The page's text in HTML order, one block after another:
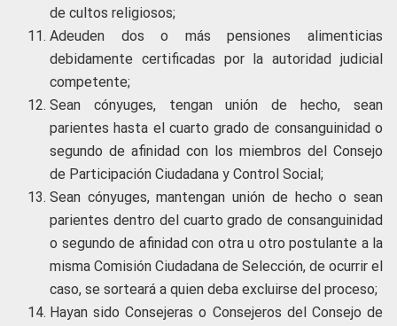
de cultos religiosos;
Adeuden dos o más pensiones alimenticias
debidamente certificadas por la autoridad judicial
competente;
Sean cónyuges, tengan unión de hecho, sean
parientes hasta el cuarto grado de consanguinidad o
segundo de afinidad con los miembros del Consejo
de Participación Ciudadana y Control Social;
Sean cónyuges, mantengan unión de hecho o sean
parientes dentro del cuarto grado de consanguinidad
o segundo de afinidad con otra u otro postulante a la
misma Comisión Ciudadana de Selección, de ocurrir el
caso, se sorteará a quien deba excluirse del proceso;
Hayan sido Consejeras o Consejeros del Consejo de